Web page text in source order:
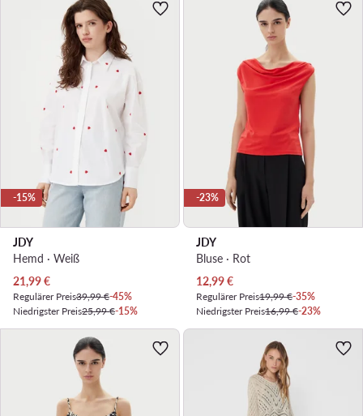
-15%
JDY
Hemd · Weiß
Aktueller Preis
21,99€
Regulärer Preis39,99 €-45%
Niedrigster Preis25,99 €-15%
-23%
JDY
Bluse · Rot
Aktueller Preis
12,99€
Regulärer Preis19,99 €-35%
Niedrigster Preis16,99 €-23%